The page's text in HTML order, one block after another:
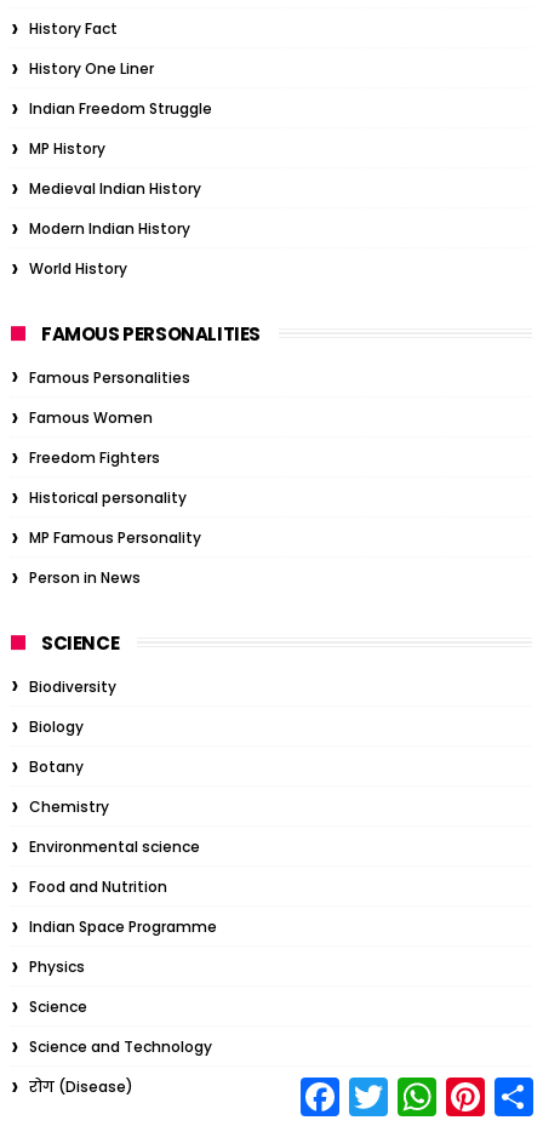
History Fact
History One Liner
Indian Freedom Struggle
MP History
Medieval Indian History
Modern Indian History
World History
FAMOUS PERSONALITIES
Famous Personalities
Famous Women
Freedom Fighters
Historical personality
MP Famous Personality
Person in News
SCIENCE
Biodiversity
Biology
Botany
Chemistry
Environmental science
Food and Nutrition
Indian Space Programme
Physics
Science
Science and Technology
रोग (Disease)
a
T
w
W
h